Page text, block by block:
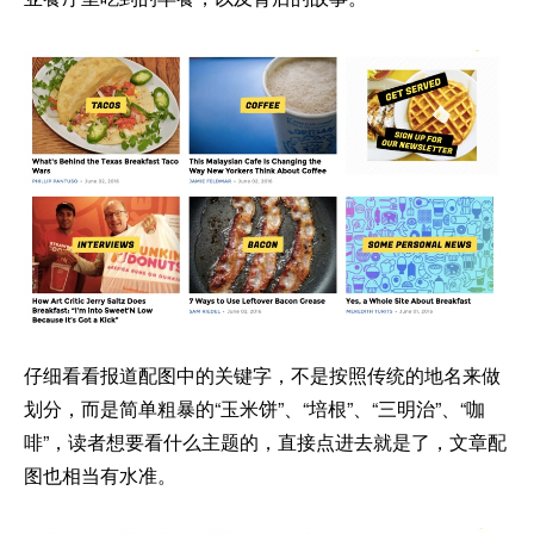
仔细看看报道配图中的关键字，不是按照传统的地名来做
划分，而是简单粗暴的“玉米饼”、“培根”、“三明治”、“咖
啡”，读者想要看什么主题的，直接点进去就是了，文章配
图也相当有水准。